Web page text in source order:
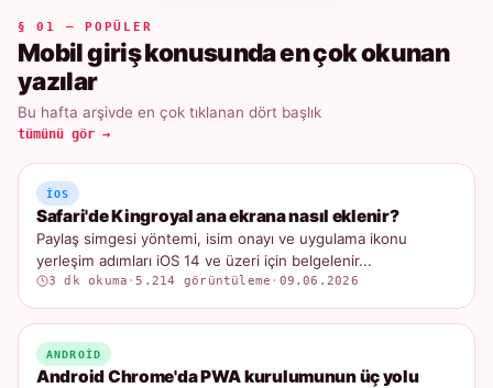
§ 01 — POPÜLER
Mobil giriş konusunda en çok okunan
yazılar
Bu hafta arşivde en çok tıklanan dört başlık
tümünü gör →
IOS
Safari'de Kingroyal ana ekrana nasıl eklenir?
Paylaş simgesi yöntemi, isim onayı ve uygulama ikonu
yerleşim adımları iOS 14 ve üzeri için belgelenir...
3 dk okuma ·5.214 görüntüleme · 09.06.2026
ANDROID
Android Chrome'da PWA kurulumunun üç yolu